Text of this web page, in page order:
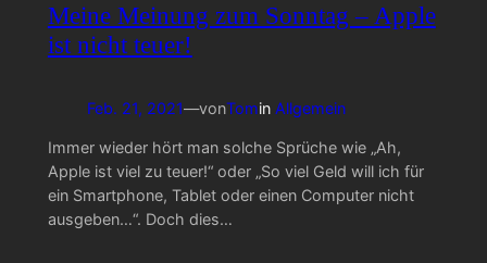
Meine Meinung zum Sonntag – Apple
ist nicht teuer!
Feb. 21, 2021—vonTomin Allgemein
Immer wieder hört man solche Sprüche wie „Ah,
Apple ist viel zu teuer!“ oder „So viel Geld will ich für
ein Smartphone, Tablet oder einen Computer nicht
ausgeben…“. Doch dies…